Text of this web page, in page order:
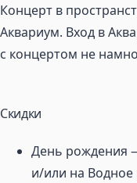
Концерт в
Аквариум. Вход в
с концертом не
Скидки
День рождения
и/или на Водное